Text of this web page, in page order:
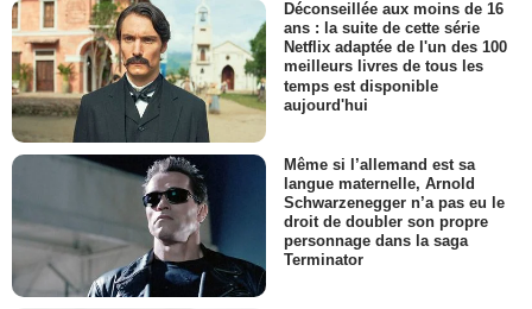
Déconseillée aux moins de 16
ans : la suite de cette série
Netflix adaptée de l'un des 100
meilleurs livres de tous les
temps est disponible
aujourd'hui
Même si l’allemand est sa
langue maternelle, Arnold
Schwarzenegger n’a pas eu le
droit de doubler son propre
personnage dans la saga
Terminator